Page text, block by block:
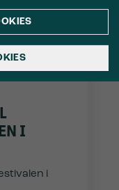
I
i